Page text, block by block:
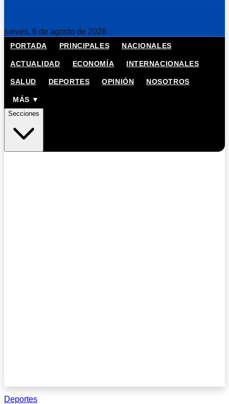
jueves, 6 de agosto de 2026
PORTADA PRINCIPALES NACIONALES
ACTUALIDAD ECONOMÍA INTERNACIONALES
SALUD DEPORTES OPINIÓN NOSOTROS
MÁS ▼
Secciones
Deportes